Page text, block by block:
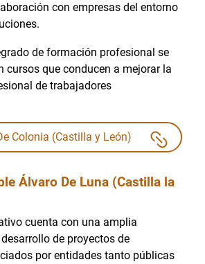
con empresas del entorno
de formación profesional se
cursos que conducen a mejorar la
de trabajadores
Colonia (Castilla y León)
Álvaro De Luna (Castilla la
cuenta con una amplia
de proyectos de
por entidades tanto públicas